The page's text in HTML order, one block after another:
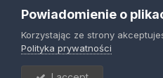
©
Powered by
Powiadomienie o
Korzystając ze strony
Polityka prywatności